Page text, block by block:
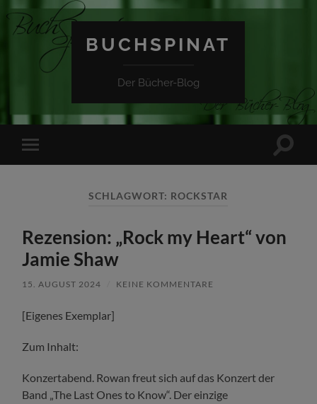
BUCHSPINAT
Der Bücher-Blog
Mobile-
Menü
SCHLAGWORT: ROCKSTAR
Rezension: „Rock my Heart“ von
Jamie Shaw
15. AUGUST 2024 KEINE KOMMENTARE
[Eigenes Exemplar]
Zum Inhalt:
Konzertabend. Rowan freut sich auf das Konzert der
Band „The Last Ones to Know“. Der einzige